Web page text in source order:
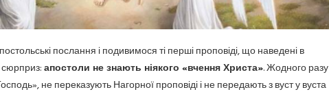
послання і подивимося ті перші проповіді, що наведені в
сюрприз:апостоли не знають ніякого «вчення Христа». Жодного разу
не переказують Нагорної проповіді і не передають з вуст у вуста